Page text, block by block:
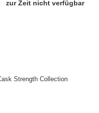
zur Zeit nicht verfügbar